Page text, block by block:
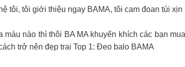
tôi, tôi giới thiệu ngay BAMA, tôi cam đoan túi xịn
màu nào thì thôi BA MA khuyến khích các bạn
trở nên đẹp trai Top 1: Đeo balo BAMA